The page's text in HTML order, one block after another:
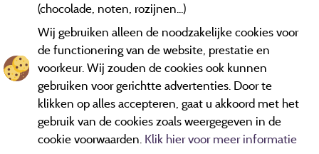
*Beoordelingen die niet ouder zijn dan drie jaar en een controle
hebben ondergaan.Meer informatie
(chocolade, noten, rozijnen...)
Wij gebruiken alleen de noodzakelijke cookies voor
de functionering van de website, prestatie en
voorkeur. Wij zouden de cookies ook kunnen
gebruiken voor gerichtte advertenties. Door te
klikken op alles accepteren, gaat u akkoord met het
gebruik van de cookies zoals weergegeven in de
cookie voorwaarden. Klik hier voor meer informatie